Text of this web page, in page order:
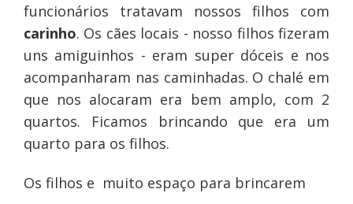
funcionários tratavam nossos filhos com
carinho. Os cães locais - nosso filhos fizeram
uns amiguinhos - eram super dóceis e nos
acompanharam nas caminhadas. O chalé em
que nos alocaram era bem amplo, com 2
quartos. Ficamos brincando que era um
quarto para os filhos.
Os filhos e muito espaço para brincarem